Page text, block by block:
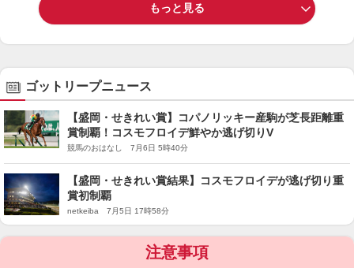
もっと見る
ゴットリープニュース
【盛岡・せきれい賞】コパノリッキー産駒が芝長距離重
賞制覇！コスモフロイデ鮮やか逃げ切りV
競馬のおはなし 7月6日 5時40分
【盛岡・せきれい賞結果】コスモフロイデが逃げ切り重
賞初制覇
netkeiba 7月5日 17時58分
注意事項